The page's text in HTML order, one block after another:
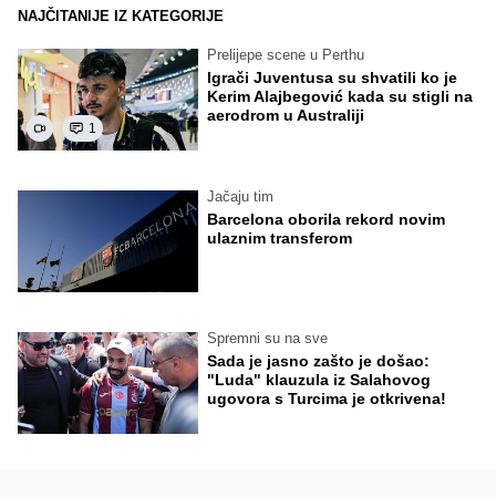
NAJČITANIJE IZ KATEGORIJE
1
Prelijepe scene u Perthu
Igrači Juventusa su shvatili ko je
Kerim Alajbegović kada su stigli na
aerodrom u Australiji
Jačaju tim
Barcelona oborila rekord novim
ulaznim transferom
Spremni su na sve
Sada je jasno zašto je došao:
"Luda" klauzula iz Salahovog
ugovora s Turcima je otkrivena!